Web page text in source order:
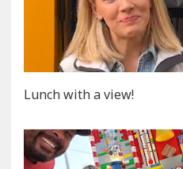
Lunch with a view!